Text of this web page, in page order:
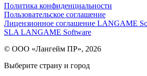
Политика конфиденциальности
Пользовательское соглашение
Лицензионное соглашение LANGAME
SLA LANGAME Software
© ООО «Лангейм ПР», 2026
Выберите страну и город